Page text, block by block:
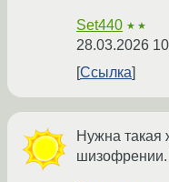
Set440 ★★
28.03.2026
Ссылка
Нужна такая
шизофрении.